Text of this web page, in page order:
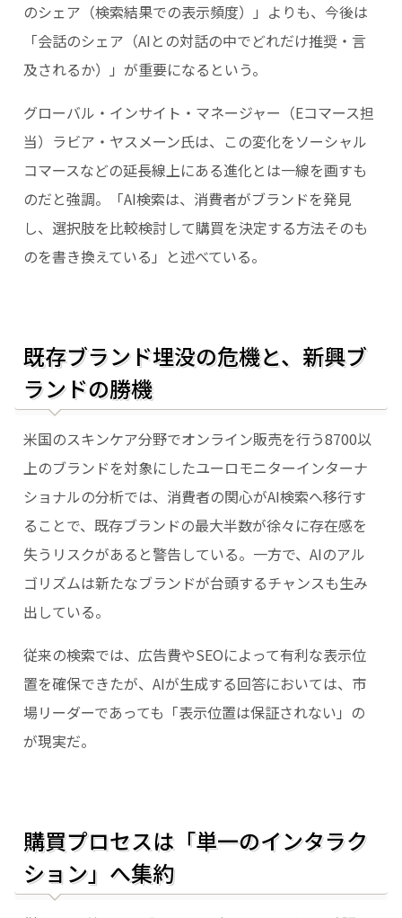
のシェア（検索結果での表示頻度）」よりも、今後は
「会話のシェア（AIとの対話の中でどれだけ推奨・言
及されるか）」が重要になるという。
グローバル・インサイト・マネージャー（Eコマース担
当）ラビア・ヤスメーン氏は、この変化をソーシャル
コマースなどの延長線上にある進化とは一線を画すも
のだと強調。「AI検索は、消費者がブランドを発見
し、選択肢を比較検討して購買を決定する方法そのも
のを書き換えている」と述べている。
既存ブランド埋没の危機と、新興ブ
ランドの勝機
米国のスキンケア分野でオンライン販売を行う8700以
上のブランドを対象にしたユーロモニターインターナ
ショナルの分析では、消費者の関心がAI検索へ移行す
ることで、既存ブランドの最大半数が徐々に存在感を
失うリスクがあると警告している。一方で、AIのアル
ゴリズムは新たなブランドが台頭するチャンスも生み
出している。
従来の検索では、広告費やSEOによって有利な表示位
置を確保できたが、AIが生成する回答においては、市
場リーダーであっても「表示位置は保証されない」の
が現実だ。
購買プロセスは「単一のインタラク
ション」へ集約